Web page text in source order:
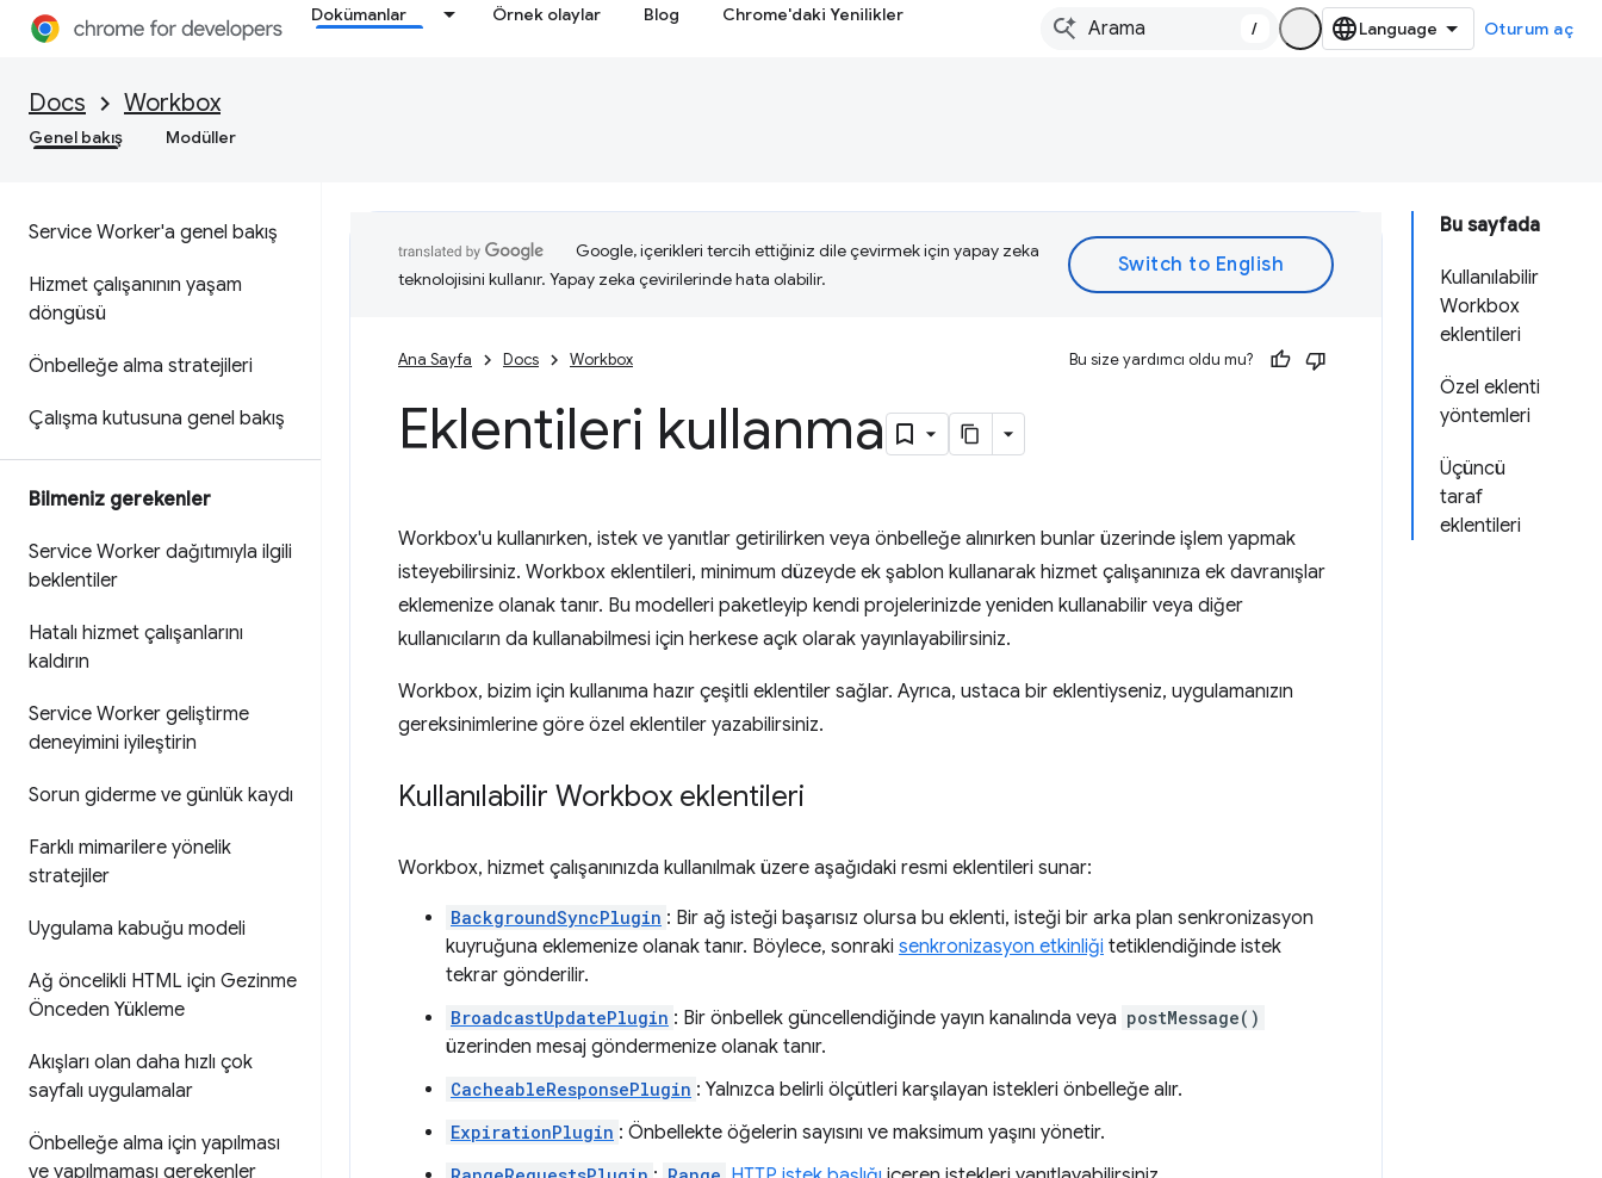
Dokümanlar Örnek olaylar Blog Chrome'daki Yenilikler
/ Oturum aç
Docs Workbox
Genel bakış Modüller
Service Worker'a genel bakış
Hizmet çalışanının yaşam
döngüsü
Önbelleğe alma stratejileri
Çalışma kutusuna genel bakış
Bilmeniz gerekenler
Service Worker dağıtımıyla ilgili
beklentiler
Hatalı hizmet çalışanlarını
kaldırın
Service Worker geliştirme
deneyimini iyileştirin
Sorun giderme ve günlük kaydı
Farklı mimarilere yönelik
stratejiler
Uygulama kabuğu modeli
Ağ öncelikli HTML için Gezinme
Önceden Yükleme
Akışları olan daha hızlı çok
sayfalı uygulamalar
Önbelleğe alma için yapılması
ve yapılmaması gerekenler
Bu sayfada
Kullanılabilir
Workbox
eklentileri
Özel eklenti
yöntemleri
Üçüncü
taraf
eklentileri
Google, içerikleri tercih ettiğiniz dile çevirmek için yapay zeka
teknolojisini kullanır. Yapay zeka çevirilerinde hata olabilir.
Ana Sayfa Docs Workbox Bu size yardımcı oldu mu?
Eklentileri kullanma
Workbox'u kullanırken, istek ve yanıtlar getirilirken veya önbelleğe alınırken bunlar üzerinde işlem yapmak
isteyebilirsiniz. Workbox eklentileri, minimum düzeyde ek şablon kullanarak hizmet çalışanınıza ek davranışlar
eklemenize olanak tanır. Bu modelleri paketleyip kendi projelerinizde yeniden kullanabilir veya diğer
kullanıcıların da kullanabilmesi için herkese açık olarak yayınlayabilirsiniz.
Workbox, bizim için kullanıma hazır çeşitli eklentiler sağlar. Ayrıca, ustaca bir eklentiyseniz, uygulamanızın
gereksinimlerine göre özel eklentiler yazabilirsiniz.
Kullanılabilir Workbox eklentileri
Workbox, hizmet çalışanınızda kullanılmak üzere aşağıdaki resmi eklentileri sunar:
BackgroundSyncPlugin : Bir ağ isteği başarısız olursa bu eklenti, isteği bir arka plan senkronizasyon
kuyruğuna eklemenize olanak tanır. Böylece, sonraki senkronizasyon etkinliği tetiklendiğinde istek
tekrar gönderilir.
BroadcastUpdatePlugin : Bir önbellek güncellendiğinde yayın kanalında veya postMessage()
üzerinden mesaj göndermenize olanak tanır.
CacheableResponsePlugin : Yalnızca belirli ölçütleri karşılayan istekleri önbelleğe alır.
ExpirationPlugin : Önbellekte öğelerin sayısını ve maksimum yaşını yönetir.